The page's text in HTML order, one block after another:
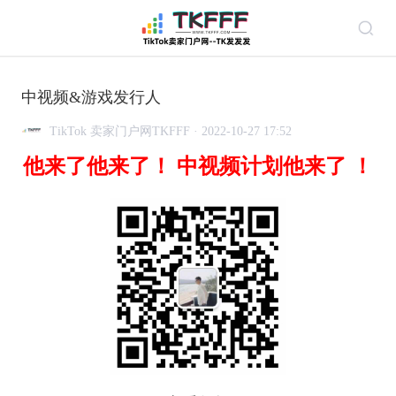
中视频&游戏发行人
TikTok 卖家门户网TKFFF · 2022-10-27 17:52
他来了他来了！ 中视频计划他来了 ！